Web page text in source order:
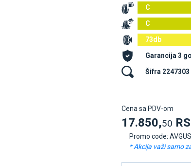
C
C
73db
Garancija 3
Šifra 2247303
Cena sa PDV-om
17.850,50
Promo code:
* Akcija važi samo